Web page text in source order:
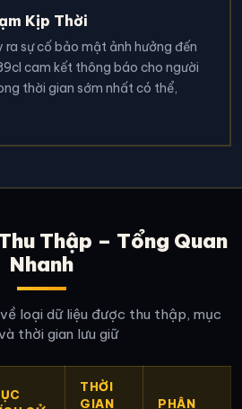
Kịp Thời
sự cố bảo mật ảnh hưởng đến
cam kết thông báo cho người
thời gian sớm nhất có thể,
Thập – Tổng Quan
Nhanh
loại dữ liệu được thu thập, mục
thời gian lưu giữ
THỜI
GIAN
PHÂN